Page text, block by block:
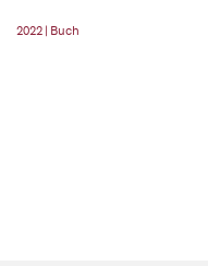
2022 | Buch